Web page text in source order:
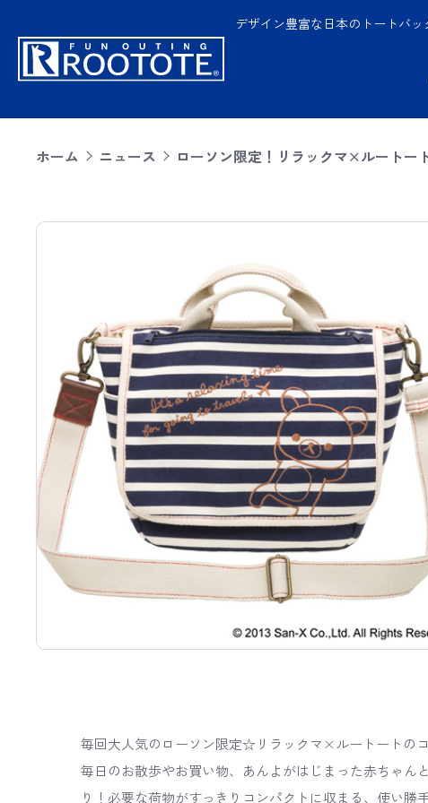
デザイン豊富な日本のトートバ
ホーム ニュース ローソン限定！リラックマ×ルートー
毎回大人気のローソン限定☆リラックマ×ルートートのコ
毎日のお散歩やお買い物、あんよがはじまった赤ちゃん
り！必要な荷物がすっきりコンパクトに収まる、使い